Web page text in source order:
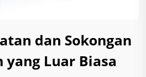
dan Sokongan
yang Luar Biasa